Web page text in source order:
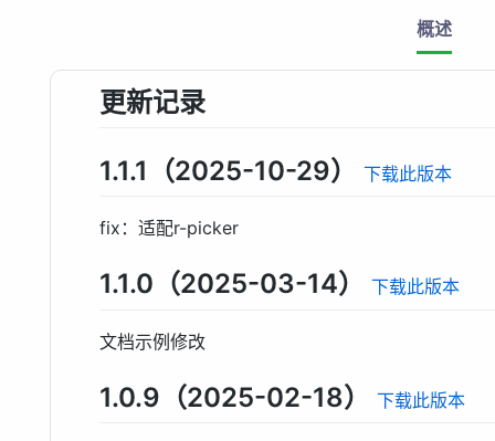
概述
更新记录
1.1.1（2025-10-29） 下载此版本
fix：适配r-picker
1.1.0（2025-03-14） 下载此版本
文档示例修改
1.0.9（2025-02-18） 下载此版本